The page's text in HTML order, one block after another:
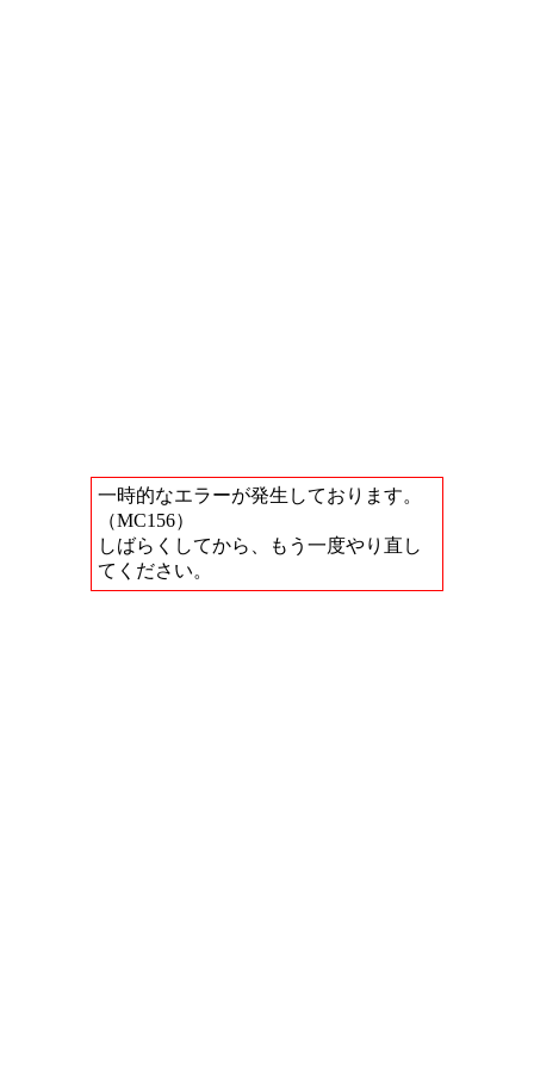
一時的なエラーが発生しております。
（MC156）
しばらくしてから、もう一度やり直し
てください。